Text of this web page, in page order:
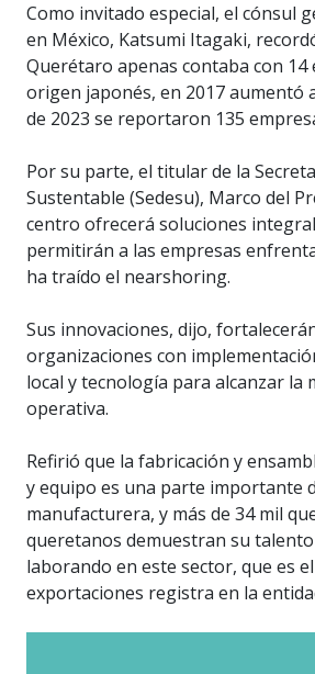
Como invitado especial, el cónsul
en México, Katsumi Itagaki,
Querétaro apenas contaba con 14
origen japonés, en 2017 aumentó
de 2023 se reportaron 135
Por su parte, el titular de la
Sustentable (Sedesu), Marco del
centro ofrecerá soluciones
permitirán a las empresas
ha traído el nearshoring.
Sus innovaciones, dijo,
organizaciones con
local y tecnología para alcanzar la
operativa.
Refirió que la fabricación y
y equipo es una parte importante
manufacturera, y más de 34 mil
queretanos demuestran su
laborando en este sector, que es
exportaciones registra en la